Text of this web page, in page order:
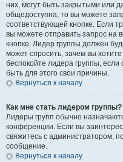
них, могут быть закрытыми или
общедоступна, то вы можете
соответствующей кнопке. Если
вы можете отправить запрос на
кнопке. Лидер группы должен
может спросить, зачем вы
беспокойте лидера группы, если
быть для этого свои причины.
Вернуться к началу
Как мне стать лидером группы?
Лидеры групп обычно
конференции. Если вы
свяжитесь с администратором;
сообщение.
Вернуться к началу